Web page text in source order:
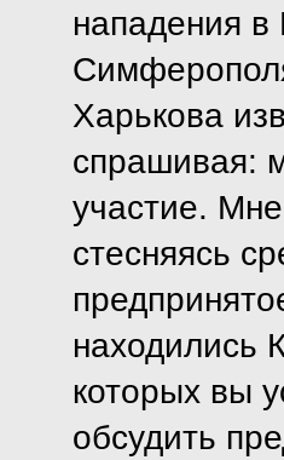
нападения
Харькова
спрашивая:
участие.
стесняясь
находились
которых вы
обсудить